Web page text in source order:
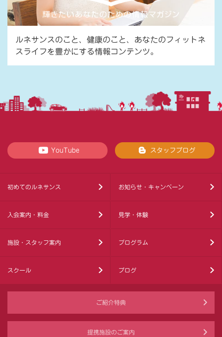
ルネサンスのこと、健康のこと、あなたのフィットネ
スライフを豊かにする情報コンテンツ。
YouTube スタッフブログ
初めてのルネサンス お知らせ・キャンペーン
入会案内・料金 見学・体験
施設・スタッフ案内 プログラム
スクール ブログ
ご紹介特典
提携施設のご案内